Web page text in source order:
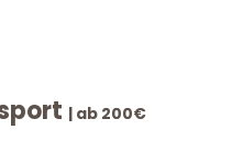
| ab 200€